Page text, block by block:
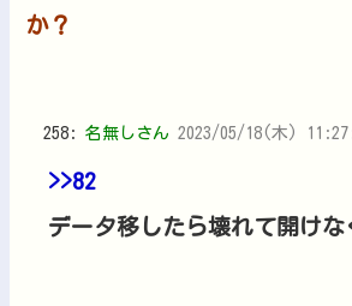
か？
258: 名無しさん 2023/05/18(木)
>>82
データ移したら壊れて開けな